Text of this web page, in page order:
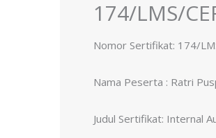
174/LMS/
Nomor Sertifikat: 174/
Nama Peserta : Ratri
Judul Sertifikat: Internal